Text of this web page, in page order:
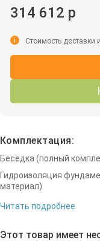
314 612 р
i Стоимость доставки
Комплектация:
Беседка (полный
Гидроизоляция
материал)
Читать подробнее
Этот товар имеет